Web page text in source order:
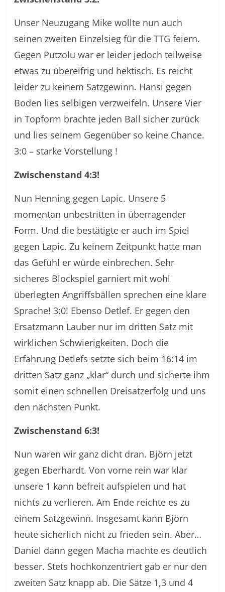
Unser Neuzugang Mike wollte nun auch
seinen zweiten Einzelsieg für die TTG feiern.
Gegen Putzolu war er leider jedoch teilweise
etwas zu übereifrig und hektisch. Es reicht
leider zu keinem Satzgewinn. Hansi gegen
Boden lies selbigen verzweifeln. Unsere Vier
in Topform brachte jeden Ball sicher zurück
und lies seinem Gegenüber so keine Chance.
3:0 – starke Vorstellung !
Zwischenstand 4:3!
Nun Henning gegen Lapic. Unsere 5
momentan unbestritten in überragender
Form. Und die bestätigte er auch im Spiel
gegen Lapic. Zu keinem Zeitpunkt hatte man
das Gefühl er würde einbrechen. Sehr
sicheres Blockspiel garniert mit wohl
überlegten Angriffsbällen sprechen eine klare
Sprache! 3:0! Ebenso Detlef. Er gegen den
Ersatzmann Lauber nur im dritten Satz mit
wirklichen Schwierigkeiten. Doch die
Erfahrung Detlefs setzte sich beim 16:14 im
dritten Satz ganz „klar“ durch und sicherte ihm
somit einen schnellen Dreisatzerfolg und uns
den nächsten Punkt.
Zwischenstand 6:3!
Nun waren wir ganz dicht dran. Björn jetzt
gegen Eberhardt. Von vorne rein war klar
unsere 1 kann befreit aufspielen und hat
nichts zu verlieren. Am Ende reichte es zu
einem Satzgewinn. Insgesamt kann Björn
heute sicherlich nicht zu frieden sein. Aber…
Daniel dann gegen Macha machte es deutlich
besser. Stets hochkonzentriert gab er nur den
zweiten Satz knapp ab. Die Sätze 1,3 und 4